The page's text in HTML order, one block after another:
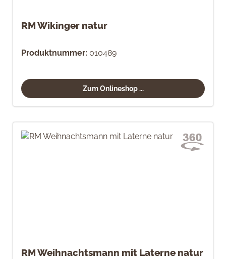
RM Wikinger natur
Produktnummer: 010489
Zum Onlineshop ...
RM Weihnachtsmann mit Laterne natur